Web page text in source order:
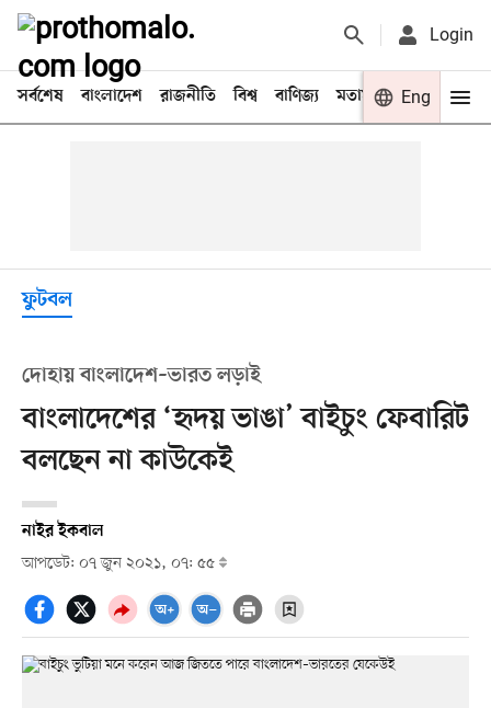
Login
সর্বশেষ বাংলাদেশ রাজনীতি বিশ্ব বাণিজ্য মতামত খেলা
Eng
ফুটবল
দোহায় বাংলাদেশ–ভারত লড়াই
বাংলাদেশের ‘হৃদয় ভাঙা’ বাইচুং ফেবারিট
বলছেন না কাউকেই
নাইর ইকবাল
আপডেট: ০৭ জুন ২০২১, ০৭: ৫৫